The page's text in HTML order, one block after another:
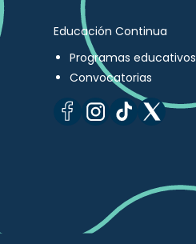
Educación Continua
Programas educativos
Convocatorias